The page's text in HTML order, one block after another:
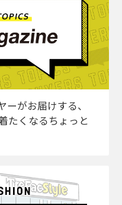
ーがお届けする、
たくなるちょっと